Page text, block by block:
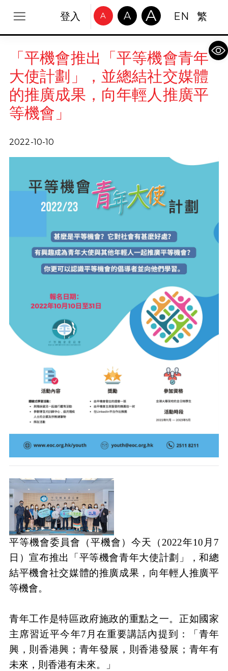
登入 A A A EN 繁
「平機會推出「平等機會青年
大使計劃」，並總結社交媒體
的推廣成果，向年輕人推廣平
等機會」
2022-10-10
平等機會委員會（平機會）今天（ 2022年10 月 7
日）宣布推出「平等機會青年大使計劃」，和總
結平機會社交媒體的推廣成果，向年輕人推廣平
等機會。
青年工作是特區政府施政的重點之一。正如國家
主席習近平今年7 月在重要講話內提到：「青年
興，則香港興；青年發展，則香港發展；青年有
未來，則香港有未來。」